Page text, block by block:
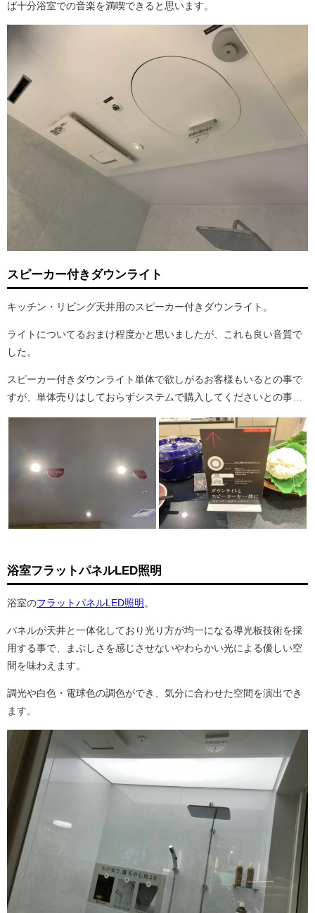
ば十分浴室での音楽を満喫できると思います。
スピーカー付きダウンライト
キッチン・リビング天井用のスピーカー付きダウンライト。
ライトについてるおまけ程度かと思いましたが、これも良い音質で
した。
スピーカー付きダウンライト単体で欲しがるお客様もいるとの事で
すが、単体売りはしておらずシステムで購入してくださいとの事…
浴室フラットパネルLED照明
浴室のフラットパネルLED照明 。
パネルが天井と一体化しており光り方が均一になる導光板技術を採
用する事で、まぶしさを感じさせないやわらかい光による優しい空
間を味わえます。
調光や白色・電球色の調色ができ、気分に合わせた空間を演出でき
ます。